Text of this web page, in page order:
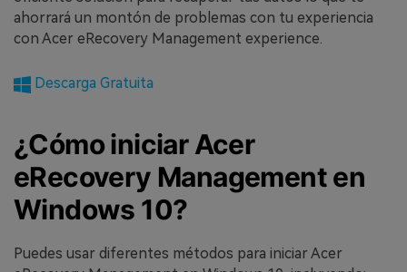
ahorrará un montón de problemas con tu experiencia
con Acer eRecovery Management experience.
Descarga Gratuita
¿Cómo iniciar Acer
eRecovery Management en
Windows 10?
Puedes usar diferentes métodos para iniciar Acer